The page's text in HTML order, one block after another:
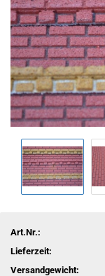
Art.Nr.:
Lieferzeit:
Versandgewicht: